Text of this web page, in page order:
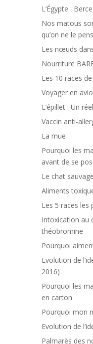
L’Égypte :
Nos matous
qu’on ne le
Les nœuds
Nourriture
Les 10 races
Voyager en
L’épillet : Un
Vaccin anti-
La mue
Pourquoi les
avant de se
Le chat
Aliments
Les 5 races les
Intoxication au
théobromine
Pourquoi
Evolution de
2016)
Pourquoi les
en carton
Pourquoi mon
Evolution de
Palmarès des